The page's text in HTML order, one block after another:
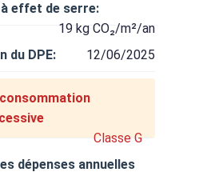
effet de serre:
19 kg CO₂/m²/an
du DPE:
12/06/2025
Classe G
dépenses annuelles